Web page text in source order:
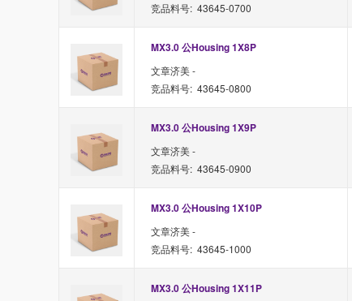
竞品料号: 43645-0700
MX3.0 公Housing 1X8P
文章济美 -
竞品料号: 43645-0800
MX3.0 公Housing 1X9P
文章济美 -
竞品料号: 43645-0900
MX3.0 公Housing 1X10P
文章济美 -
竞品料号: 43645-1000
MX3.0 公Housing 1X11P